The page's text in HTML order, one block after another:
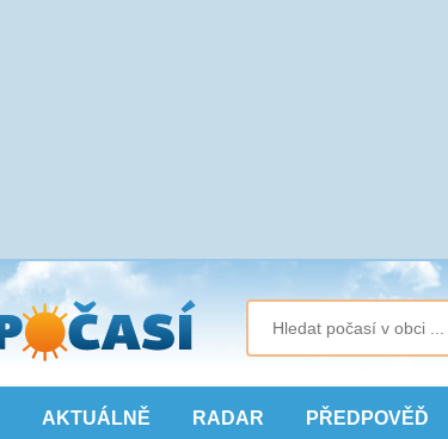
AKTUÁLNĚ RADAR PŘEDPOVĚĎ